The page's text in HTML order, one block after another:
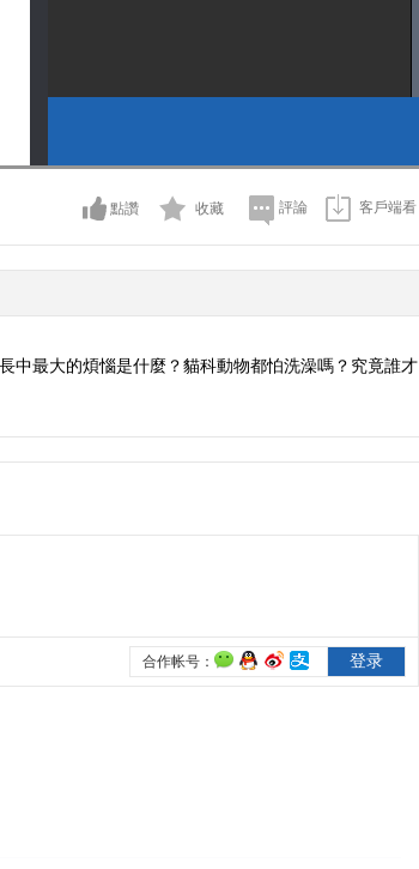
點讚 收藏 評論 客戶端看
中最大的煩惱是什麼？貓科動物都怕洗澡嗎？究竟誰才